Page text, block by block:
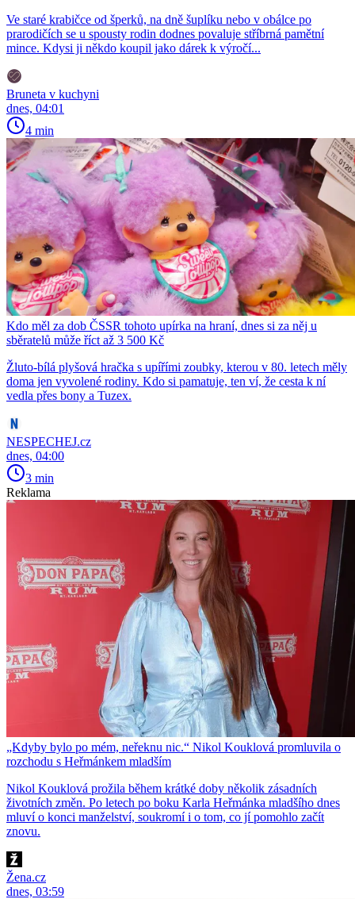
Ve staré krabičce od šperků, na dně šuplíku nebo v obálce po
prarodičích se u spousty rodin dodnes povaluje stříbrná pamětní
mince. Kdysi ji někdo koupil jako dárek k výročí...
Bruneta v kuchyni
dnes, 04:01
4 min
Kdo měl za dob ČSSR tohoto upírka na hraní, dnes si za něj u
sběratelů může říct až 3 500 Kč
Žluto-bílá plyšová hračka s upířími zoubky, kterou v 80. letech měly
doma jen vyvolené rodiny. Kdo si pamatuje, ten ví, že cesta k ní
vedla přes bony a Tuzex.
NESPECHEJ.cz
dnes, 04:00
3 min
Reklama
„Kdyby bylo po mém, neřeknu nic.“ Nikol Kouklová promluvila o
rozchodu s Heřmánkem mladším
Nikol Kouklová prožila během krátké doby několik zásadních
životních změn. Po letech po boku Karla Heřmánka mladšího dnes
mluví o konci manželství, soukromí i o tom, co jí pomohlo začít
znovu.
Žena.cz
dnes, 03:59